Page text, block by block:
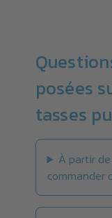
posées
tasses
À partir
commander